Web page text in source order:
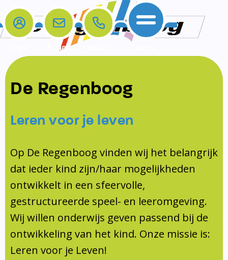
Home
De school
Opleiding en Stage
KomKids
Schoolvakanties
Ouderraad
Medezeggenschapsraad
Documentatie
Formulieren
Ouders
Ouders
Contact
Contact
Contact
Samenwerkingen
Samenwerkingen
Schoollogopedist
E-mail
De Regenboog
Leren voor je leven
Op De Regenboog vinden wij het belangrijk
dat ieder kind zijn/haar mogelijkheden
ontwikkelt in een sfeervolle,
gestructureerde speel- en leeromgeving.
Wij willen onderwijs geven passend bij de
ontwikkeling van het kind. Onze missie is:
Leren voor je Leven!